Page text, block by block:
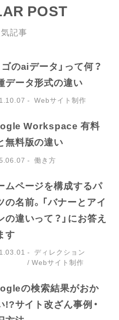
POST
気記事
ゴのaiデータ」って何？
データ形式の違い
Webサイト制作
Workspace 有料
無料版の違い
働き方
ムページを構成するパ
の名前。「バナーとアイ
の違いって？」にお答え
す
ディレクション
Webサイト制作
の検索結果がおか
!?サイト改ざん事例・